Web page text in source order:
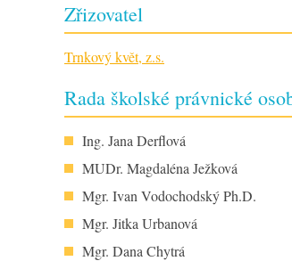
Zřizovatel
Trnkový květ, z.s.
Rada školské právnické
Ing. Jana Derflová
MUDr. Magdaléna Ježková
Mgr. Ivan Vodochodský Ph.D.
Mgr. Jitka Urbanová
Mgr. Dana Chytrá